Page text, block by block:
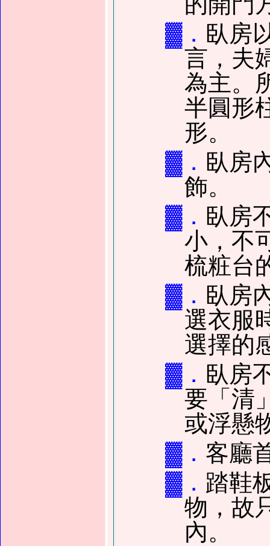
▓． 臥房
言，夫
為主。
半圓形
形。
▓． 臥房
飾。
▓． 臥房
小，不
梳粧台
▓． 臥房
選衣服
選擇的
▓． 臥房
要「清
或浮懸
▓． 客廳
▓． 踏鞋
物，故
內。